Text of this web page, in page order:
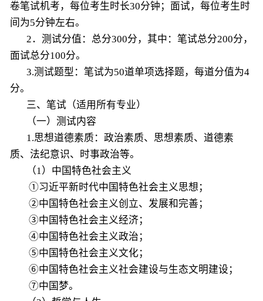
卷笔试机考，每位考生时长30分钟；面试，每位考生时
间为5分钟左右。
2．测试分值：总分300分，其中：笔试总分200分，
面试总分100分。
3.测试题型：笔试为50道单项选择题，每道分值为4
分。
三、笔试（适用所有专业）
（一）测试内容
1.思想道德素质：政治素质、思想素质、道德素
质、法纪意识、时事政治等。
（1）中国特色社会主义
①习近平新时代中国特色社会主义思想；
②中国特色社会主义创立、发展和完善；
③中国特色社会主义经济；
④中国特色社会主义政治；
⑤中国特色社会主义文化；
⑥中国特色社会主义社会建设与生态文明建设；
⑦中国梦。